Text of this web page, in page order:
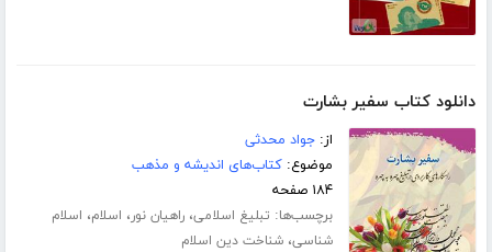
دانلود کتاب سفیر بشارت
از:جواد محدثی
موضوع:کتاب‌های اندیشه و مذهب
۱۸۴ صفحه
برچسب‌ها: تبلیغ اسلامی،راهیان نور، اسلام، اسلام
شناسی،شناخت دین اسلام